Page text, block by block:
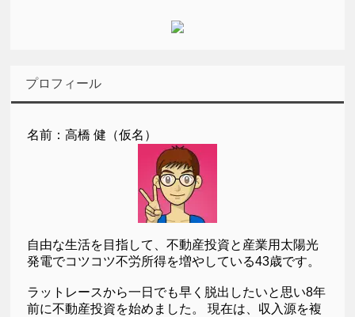
プロフィール
名前：高橋 健（仮名）
自由な生活を目指して、不動産投資と産業用太陽光
発電でコツコツ不労所得を増やしている43歳です。
ラットレースから一日でも早く脱出したいと思い8年
前に不動産投資を始めました。 現在は、収入源を複